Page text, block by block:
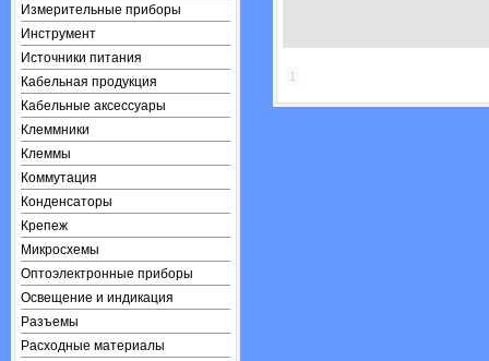
Измерительные приборы
Инструмент
Источники питания
Кабельная продукция
Кабельные аксессуары
Клеммники
Клеммы
Коммутация
Конденсаторы
Крепеж
Микросхемы
Оптоэлектронные приборы
Освещение и индикация
Разъемы
Расходные материалы
1